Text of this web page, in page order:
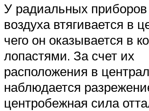
У радиальных приборов
воздуха втягивается в
чего он оказывается в
лопастями. За счет их
расположения в
наблюдается
центробежная сила